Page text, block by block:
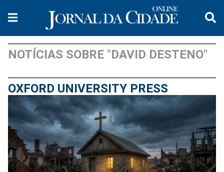
NOTÍCIAS SOBRE "DAVID DESTENO"
OXFORD UNIVERSITY PRESS